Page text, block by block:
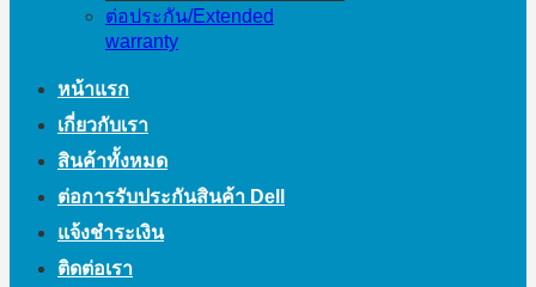
ต่อประกัน/Extended
warranty
หน้าแรก
เกี่ยวกับเรา
สินค้าทั้งหมด
ต่อการรับประกันสินค้า Dell
แจ้งชำระเงิน
ติดต่อเรา